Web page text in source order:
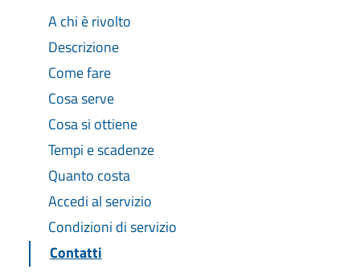
A chi è rivolto
Descrizione
Come fare
Cosa serve
Cosa si ottiene
Tempi e scadenze
Quanto costa
Accedi al servizio
Condizioni di servizio
Contatti